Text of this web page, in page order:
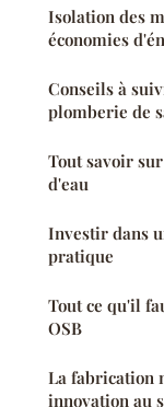
Isolation des
économies
Conseils à
plomberie de
Tout savoir
d'eau
Investir dans
pratique
Tout ce qu'il
OSB
La fabrication
innovation au